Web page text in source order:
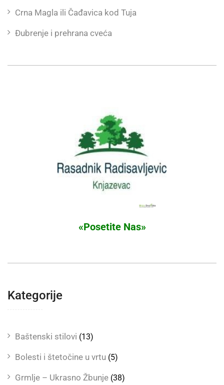
Crna Magla ili Čađavica kod Tuja
Đubrenje i prehrana cveća
«Posetite Nas»
Kategorije
Baštenski stilovi (13)
Bolesti i štetočine u vrtu (5)
Grmlje – Ukrasno Žbunje (38)